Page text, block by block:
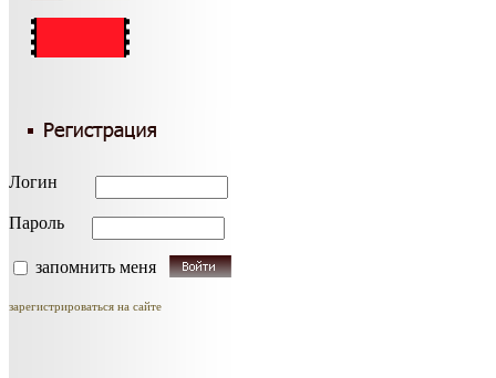
Логин
Пароль
запомнить меня
зарегистрироваться на сайте